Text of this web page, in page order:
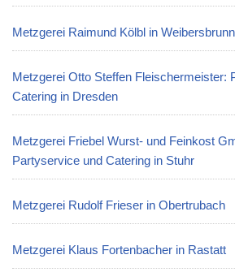
Metzgerei Raimund Kölbl in Weibersbrunn
Metzgerei Otto Steffen Fleischermeister:
Catering in Dresden
Metzgerei Friebel Wurst- und Feinkost
Partyservice und Catering in Stuhr
Metzgerei Rudolf Frieser in Obertrubach
Metzgerei Klaus Fortenbacher in Rastatt